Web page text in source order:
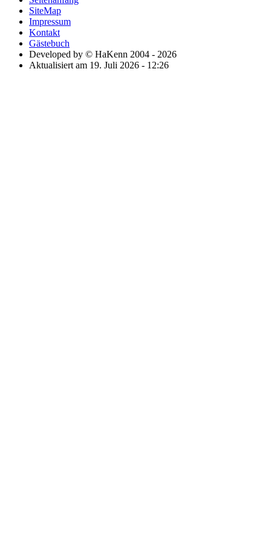
SiteMap
Impressum
Kontakt
Gästebuch
Developed by © HaKenn 2004 - 2026
Aktualisiert am 19. Juli 2026 - 12:26